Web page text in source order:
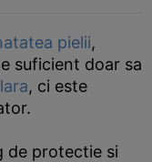
pielii,
suficient doar sa
, ci este
de protectie si